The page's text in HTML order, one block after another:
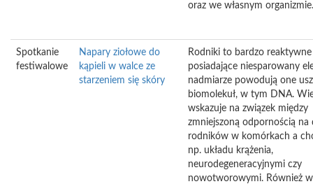
oraz we własnym organizmie.
Spotkanie
festiwalowe
Napary ziołowe do
kąpieli w walce ze
starzeniem się skóry
Rodniki to bardzo reaktywne
posiadające niesparowany
nadmiarze powodują one
biomolekuł, w tym DNA.
wskazuje na związek między
zmniejszoną odpornością na
rodników w komórkach a
np. układu krążenia,
neurodegeneracyjnymi czy
nowotworowymi. Również w